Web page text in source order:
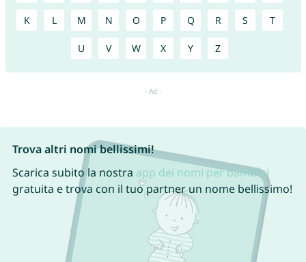
K L M N O P Q R S T
U V W X Y Z
Trova altri nomi bellissimi!
Scarica subito la nostra app dei nomi per bambini
gratuita e trova con il tuo partner un nome bellissimo!